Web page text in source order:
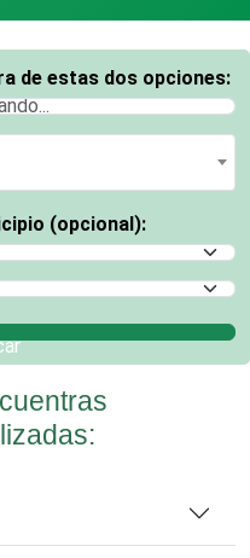
de estas dos opciones:
(opcional):